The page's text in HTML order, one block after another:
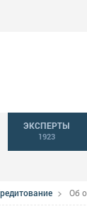
ЭКСПЕРТЫ
1923
Об